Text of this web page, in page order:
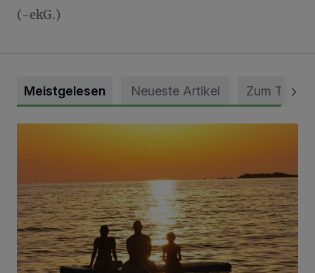
(-ekG.)
Meistgelesen Neueste Artikel Zum Thema
Die schönsten Sommermomente gesucht